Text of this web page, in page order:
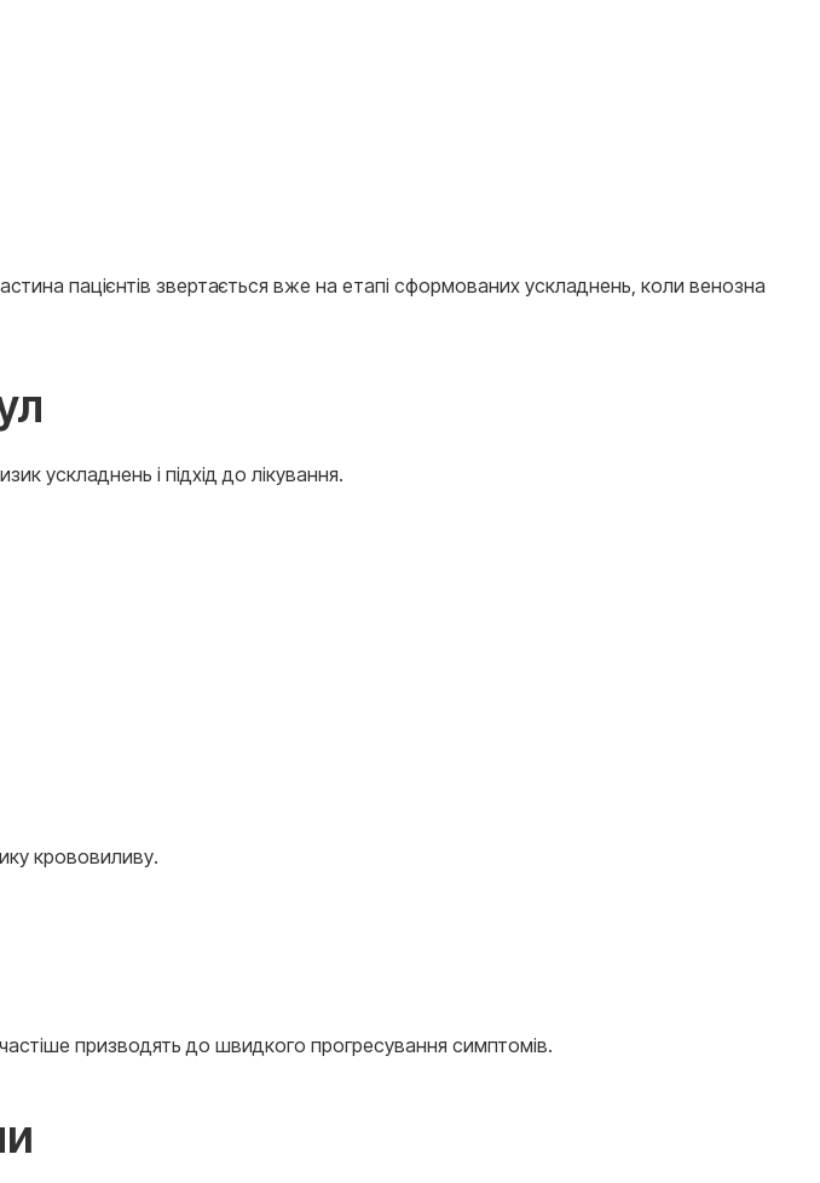
частина пацієнтів звертається вже на етапі сформованих ускладнень, коли венозна
ускладнень і підхід до лікування.
крововиливу.
призводять до швидкого прогресування симптомів.